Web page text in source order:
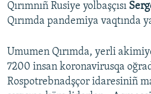
Qırımnıñ Rusiye yolbaşçısı
Qırımda pandemiya vaqtında
Umumen Qırımda, yerli
7200 insan koronavirusqa
Rospotrebnadşçor idaresiniñ